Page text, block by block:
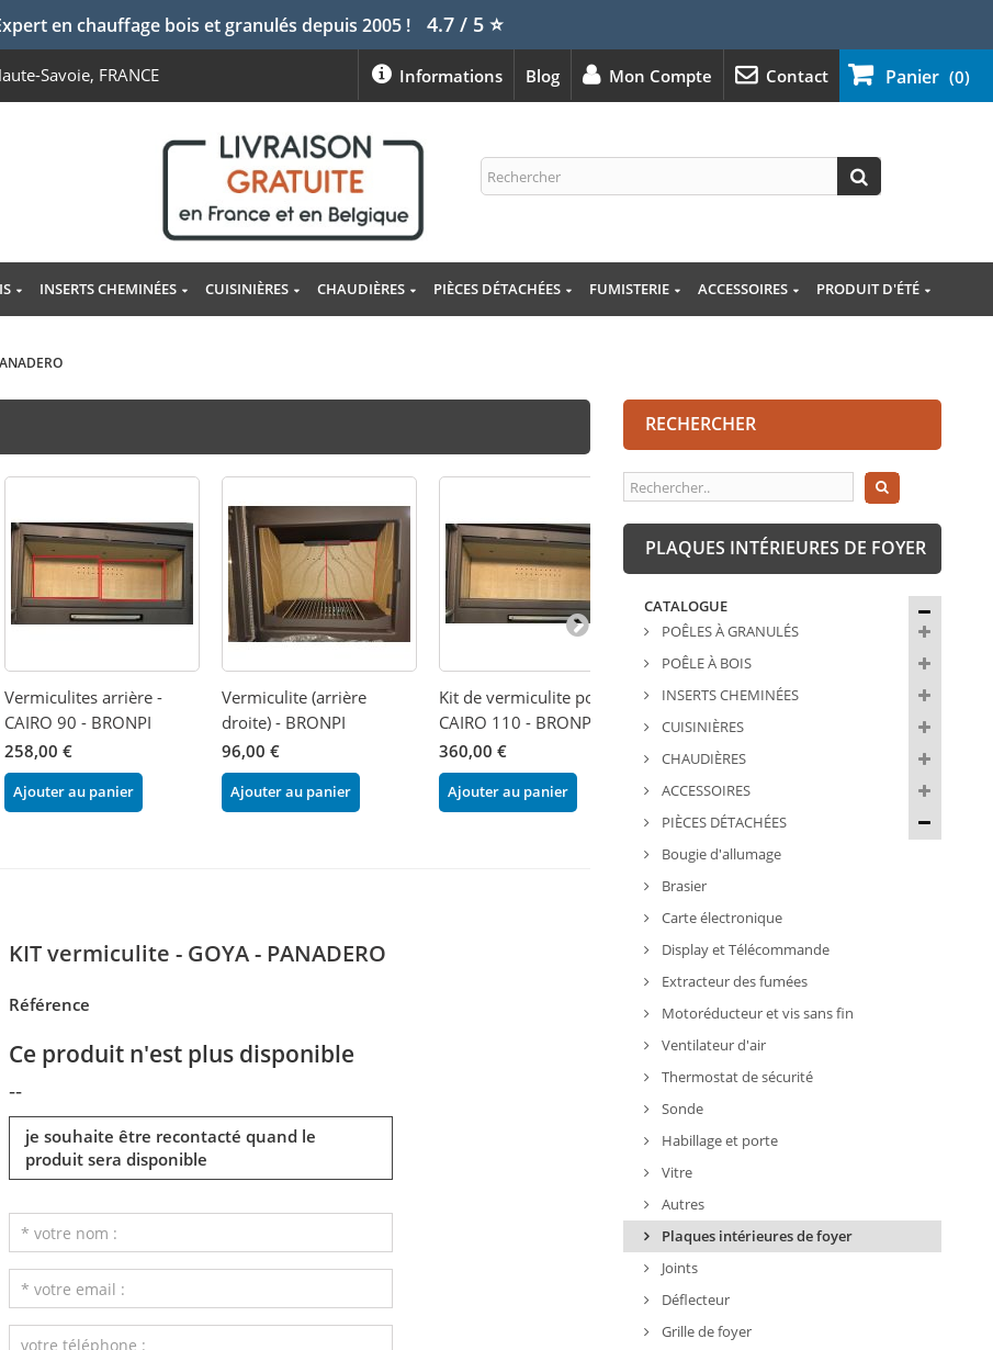
en chauffage bois et granulés depuis 2005 ! 4.7 / 5⭐
Panier (0)
Savoie, FRANCE Contact
Mon Compte
Blog
Informations
INSERTS CHEMINÉES CUISINIÈRES CHAUDIÈRES PIÈCES DÉTACHÉES FUMISTERIE ACCESSOIRES PRODUIT D'ÉTÉ
Vermiculites arrière -
CAIRO 90 - BRONPI
258,00 €
Ajouter au panier
Vermiculite (arrière
droite) - BRONPI
96,00 €
Ajouter au panier
Kit de vermiculite pour
CAIRO 110 - BRONPI
360,00 €
Ajouter au panier
Vermiculite latérale droite
- BRONPI
168,20 €
Ajouter au panier
Déflecteur
FIREMATIC
63,00 €
Ajouter au
KIT vermiculite - GOYA - PANADERO
Référence
Ce produit n'est plus disponible
--
je souhaite être recontacté quand le
produit sera disponible
RECHERCHER
PLAQUES INTÉRIEURES DE FOYER
CATALOGUE
POÊLES À GRANULÉS
POÊLE À BOIS
INSERTS CHEMINÉES
CUISINIÈRES
CHAUDIÈRES
ACCESSOIRES
PIÈCES DÉTACHÉES
Bougie d'allumage
Brasier
Carte électronique
Display et Télécommande
Extracteur des fumées
Motoréducteur et vis sans fin
Ventilateur d'air
Thermostat de sécurité
Sonde
Habillage et porte
Vitre
Autres
Plaques intérieures de foyer
Joints
Déflecteur
Grille de foyer